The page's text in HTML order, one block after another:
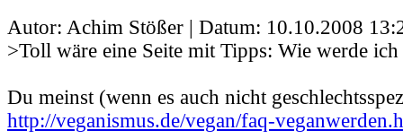
Autor: Achim Stößer | Datum: 10.10.2008
>Toll wäre eine Seite mit Tipps: Wie werde
Du meinst (wenn es auch nicht
http://veganismus.de/vegan/faq-